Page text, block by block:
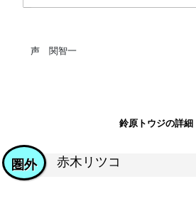
声 関智一
鈴原トウジの詳
赤木リツコ
圏外